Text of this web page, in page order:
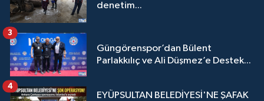
denetim...
Güngörenspor’dan Bülent
Parlakkılıç ve Ali Düşmez’e Destek...
3
EYÜPSULTAN BELEDİYESİ'NE ŞAFAK
4